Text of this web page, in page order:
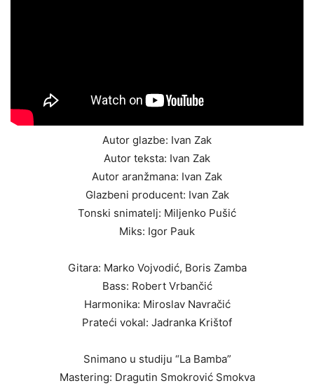
Autor glazbe: Ivan Zak
Autor teksta: Ivan Zak
Autor aranžmana: Ivan Zak
Glazbeni producent: Ivan Zak
Tonski snimatelj: Miljenko Pušić
Miks: Igor Pauk
Gitara: Marko Vojvodić, Boris Zamba
Bass: Robert Vrbančić
Harmonika: Miroslav Navračić
Prateći vokal: Jadranka Krištof
Snimano u studiju “La Bamba”
Mastering: Dragutin Smokrović Smokva